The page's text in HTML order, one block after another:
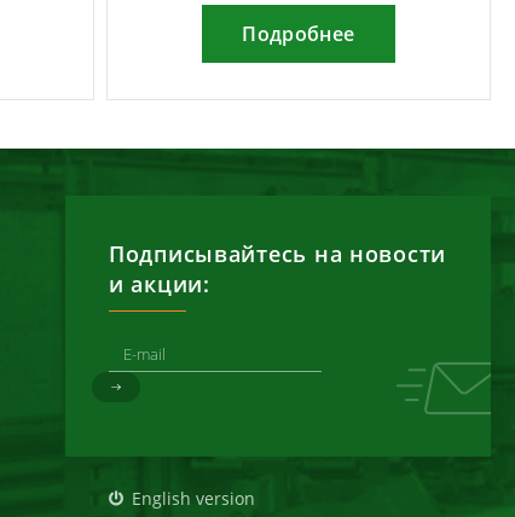
Подробнее
Подписывайтесь на новости
и акции:
English version